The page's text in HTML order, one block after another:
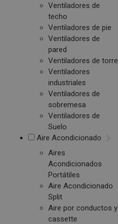
Ventiladores de
techo
Ventiladores de pie
Ventiladores de
pared
Ventiladores de torre
Ventiladores
industriales
Ventiladores de
sobremesa
Ventiladores de
Suelo
Aire Acondicionado
Aires
Acondicionados
Portátiles
Aire Acondicionado
Split
Aire por conductos y
cassette